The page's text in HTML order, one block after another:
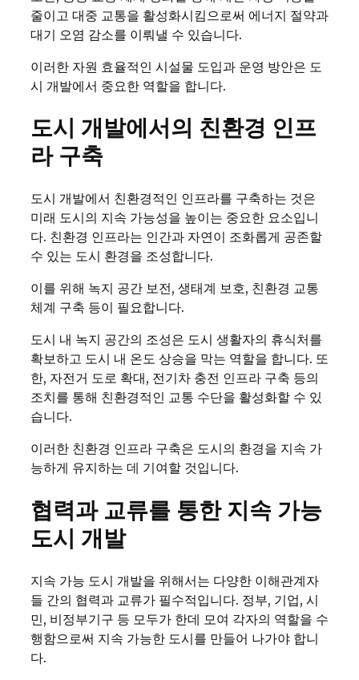
줄이고 대중 교통을 활성화시킴으로써 에너지 절약과
대기 오염 감소를 이뤄낼 수 있습니다.
이러한 자원 효율적인 시설물 도입과 운영 방안은 도
시 개발에서 중요한 역할을 합니다.
도시 개발에서의 친환경 인프
라 구축
도시 개발에서 친환경적인 인프라를 구축하는 것은
미래 도시의 지속 가능성을 높이는 중요한 요소입니
다. 친환경 인프라는 인간과 자연이 조화롭게 공존할
수 있는 도시 환경을 조성합니다.
이를 위해 녹지 공간 보전, 생태계 보호, 친환경 교통
체계 구축 등이 필요합니다.
도시 내 녹지 공간의 조성은 도시 생활자의 휴식처를
확보하고 도시 내 온도 상승을 막는 역할을 합니다. 또
한, 자전거 도로 확대, 전기차 충전 인프라 구축 등의
조치를 통해 친환경적인 교통 수단을 활성화할 수 있
습니다.
이러한 친환경 인프라 구축은 도시의 환경을 지속 가
능하게 유지하는 데 기여할 것입니다.
협력과 교류를 통한 지속 가능
도시 개발
지속 가능 도시 개발을 위해서는 다양한 이해관계자
들 간의 협력과 교류가 필수적입니다. 정부, 기업, 시
민, 비정부기구 등 모두가 한데 모여 각자의 역할을 수
행함으로써 지속 가능한 도시를 만들어 나가야 합니
다.